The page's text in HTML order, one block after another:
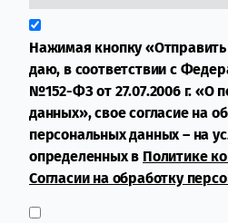
Нажимая кнопку
даю, в соответствии с
№152-ФЗ от 27.07.2006 г. «О
данных», свое согласие на
персональных данных – на
определенных в Политике
Согласии на обработку